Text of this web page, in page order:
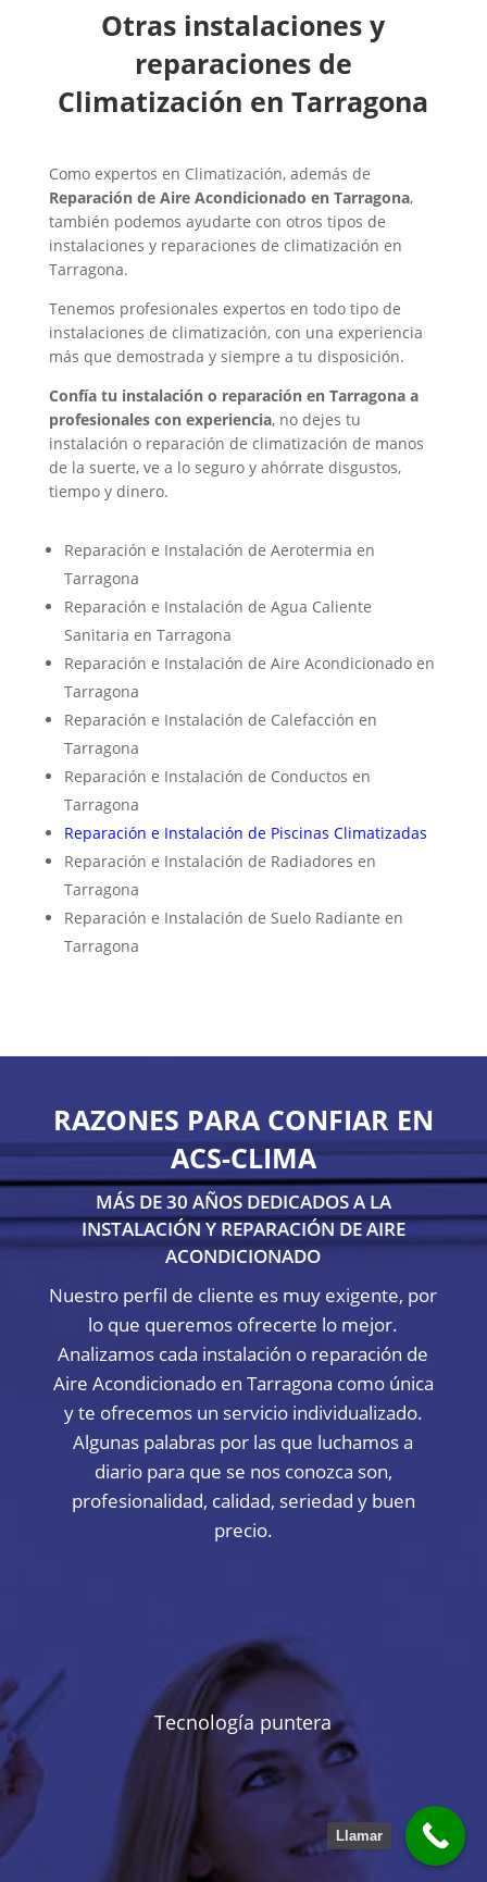
Otras instalaciones y
reparaciones de
Climatización en Tarragona
Como expertos en Climatización, además de
Reparación de Aire Acondicionado en Tarragona,
también podemos ayudarte con otros tipos de
instalaciones y reparaciones de climatización en
Tarragona.
Tenemos profesionales expertos en todo tipo de
instalaciones de climatización, con una experiencia
más que demostrada y siempre a tu disposición.
Confía tu instalación o reparación en Tarragona a
profesionales con experiencia, no dejes tu
instalación o reparación de climatización de manos
de la suerte, ve a lo seguro y ahórrate disgustos,
tiempo y dinero.
Reparación e Instalación de Aerotermia en
Tarragona
Reparación e Instalación de Agua Caliente
Sanitaria en Tarragona
Reparación e Instalación de Aire Acondicionado en
Tarragona
Reparación e Instalación de Calefacción en
Tarragona
Reparación e Instalación de Conductos en
Tarragona
Reparación e Instalación de Piscinas Climatizadas
Reparación e Instalación de Radiadores en
Tarragona
Reparación e Instalación de Suelo Radiante en
Tarragona
RAZONES PARA CONFIAR EN
ACS-CLIMA
MÁS DE 30 AÑOS DEDICADOS A LA
INSTALACIÓN Y REPARACIÓN DE AIRE
ACONDICIONADO
Nuestro perfil de cliente es muy exigente, por
lo que queremos ofrecerte lo mejor.
Analizamos cada instalación o reparación de
Aire Acondicionado en Tarragona como única
y te ofrecemos un servicio individualizado.
Algunas palabras por las que luchamos a
diario para que se nos conozca son,
profesionalidad, calidad, seriedad y buen
precio.
Tecnología puntera
Llamar